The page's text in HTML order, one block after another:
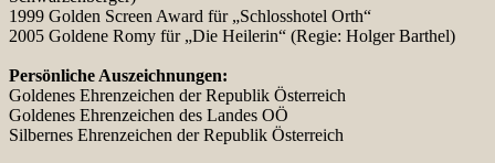
1999 Golden Screen Award für „Schlosshotel Orth“
2005 Goldene Romy für „Die Heilerin“ (Regie: Holger Barthel)
Persönliche Auszeichnungen:
Goldenes Ehrenzeichen der Republik Österreich
Goldenes Ehrenzeichen des Landes OÖ
Silbernes Ehrenzeichen der Republik Österreich